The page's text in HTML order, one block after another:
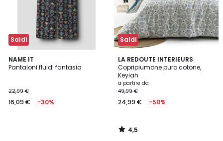
Saldi
NAME IT
Pantaloni fluidi fantasia
22,99 €
16,09 € -30%
Saldi
LA REDOUTE INTERIEURS
Copripiumone puro cotone,
Keyiah
a partire da
49,99 €
24,99 € -50%
4,5
/ 5
4,5
/